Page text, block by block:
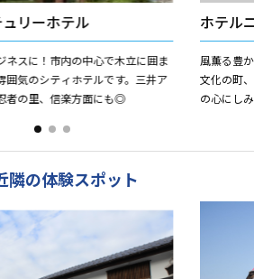
リーホテル
ネスに！市内の中心で木立に囲ま
囲気のシティホテルです。三井ア
者の里、信楽方面にも◎
ホテル
風薫る豊
文化の町
の心にし
隣の体験スポット